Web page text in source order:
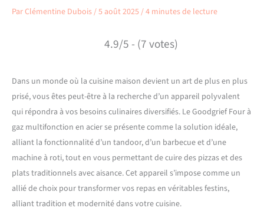
ParClémentine Dubois/5 août 2025/4 minutes de lecture
4.9/5 - (7 votes)
Dans un monde où la cuisine maison devient un art de plus en plus
prisé, vous êtes peut-être à la recherche d’un appareil polyvalent
qui répondra à vos besoins culinaires diversifiés. Le Goodgrief Four à
gaz multifonction en acier se présente comme la solution idéale,
alliant la fonctionnalité d’un tandoor, d’un barbecue et d’une
machine à roti, tout en vous permettant de cuire des pizzas et des
plats traditionnels avec aisance. Cet appareil s’impose comme un
allié de choix pour transformer vos repas en véritables festins,
alliant tradition et modernité dans votre cuisine.